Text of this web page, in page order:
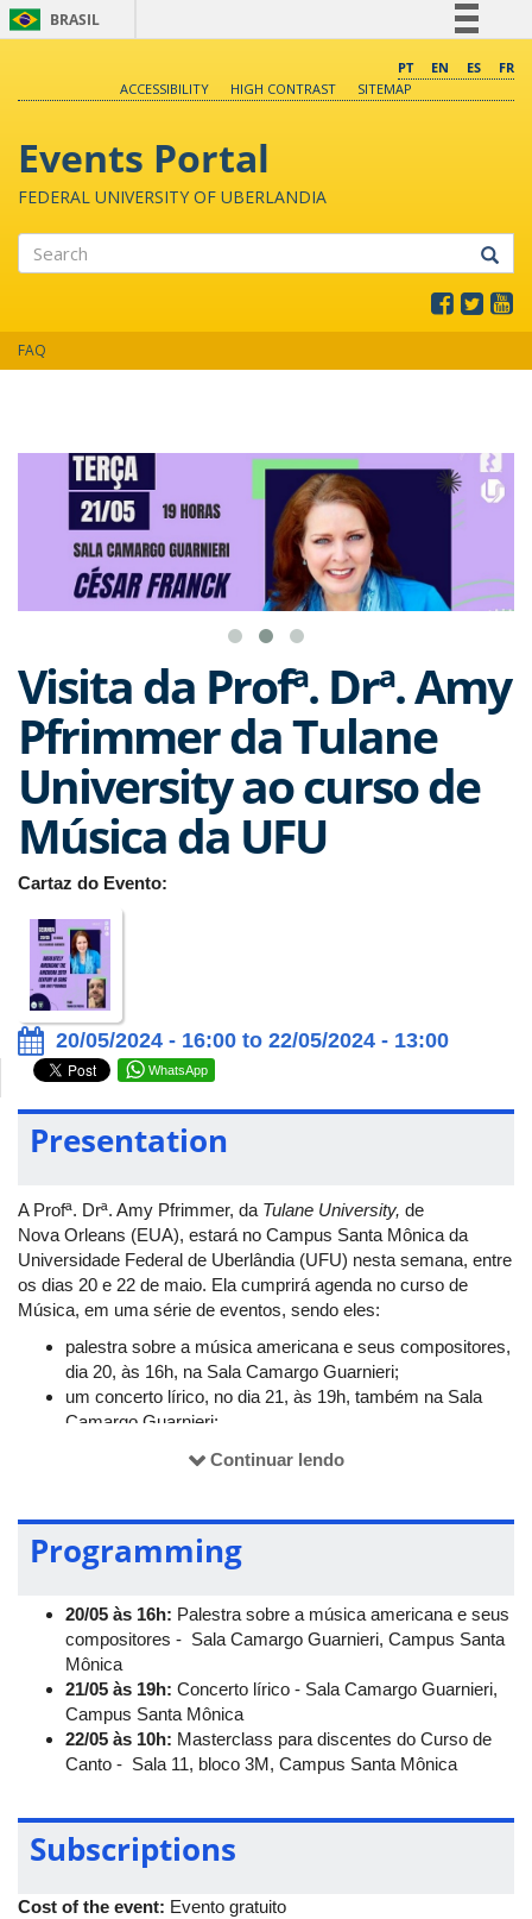
BRASIL
Comunica BR
Canais
PT EN ES
FR
ACCESSIBILITY
HIGH CONTRAST SITEMAP
Events Portal
FEDERAL UNIVERSITY OF UBERLANDIA
FAQ
Visita da Profª. Drª. Amy
Pfrimmer da Tulane
University ao curso de
Música da UFU
Cartaz do Evento:
20/05/2024 - 16:00 to 22/05/2024 - 13:00
WhatsApp
Presentation
A Profª. Drª. Amy Pfrimmer, da Tulane University, de
Nova Orleans (EUA), estará no Campus Santa Mônica da
Universidade Federal de Uberlândia (UFU) nesta semana, entre
os dias 20 e 22 de maio. Ela cumprirá agenda no curso de
Música, em uma série de eventos, sendo eles:
palestra sobre a música americana e seus compositores,
dia 20, às 16h, na Sala Camargo Guarnieri;
um concerto lírico, no dia 21, às 19h, também na Sala
Camargo Guarnieri;
Canto, dia 22, às 10h, na sala 11 do Bloco 3M.
colaborador, o técnico do curso de Música Thiago de Freitas.
Os eventos são gratuitos e abertos ao público.
Continuar lendo
Programming
20/05 às 16h: Palestra sobre a música americana e seus
compositores - Sala Camargo Guarnieri, Campus Santa
Mônica
21/05 às 19h: Concerto lírico - Sala Camargo Guarnieri,
Campus Santa Mônica
22/05 às 10h: Masterclass para discentes do Curso de
Canto - Sala 11, bloco 3M, Campus Santa Mônica
Subscriptions
Cost of the event: Evento gratuito